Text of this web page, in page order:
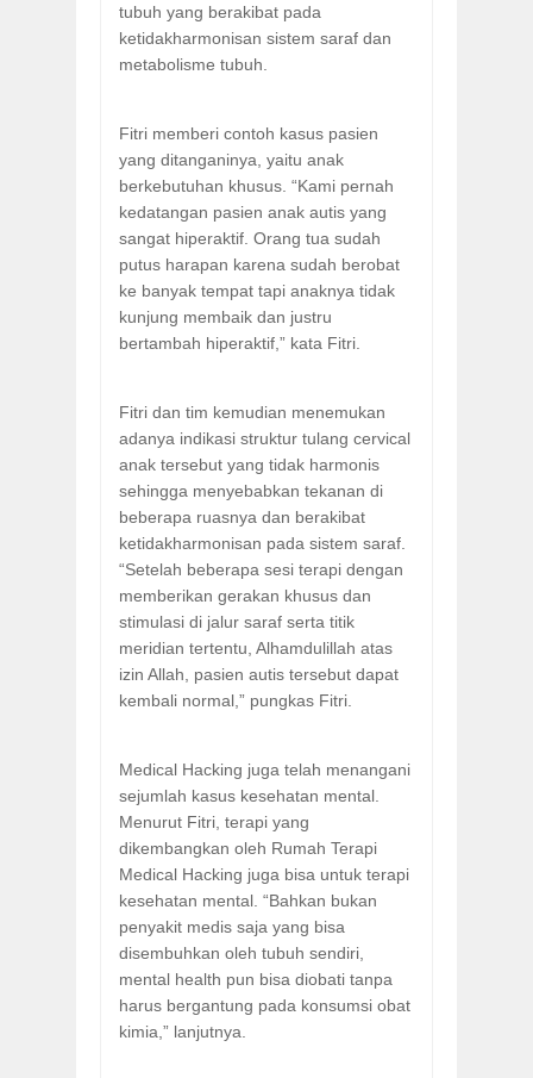
tubuh yang berakibat pada
ketidakharmonisan sistem saraf dan
metabolisme tubuh.
Fitri memberi contoh kasus pasien
yang ditanganinya, yaitu anak
berkebutuhan khusus. “Kami pernah
kedatangan pasien anak autis yang
sangat hiperaktif. Orang tua sudah
putus harapan karena sudah berobat
ke banyak tempat tapi anaknya tidak
kunjung membaik dan justru
bertambah hiperaktif,” kata Fitri.
Fitri dan tim kemudian menemukan
adanya indikasi struktur tulang cervical
anak tersebut yang tidak harmonis
sehingga menyebabkan tekanan di
beberapa ruasnya dan berakibat
ketidakharmonisan pada sistem saraf.
“Setelah beberapa sesi terapi dengan
memberikan gerakan khusus dan
stimulasi di jalur saraf serta titik
meridian tertentu, Alhamdulillah atas
izin Allah, pasien autis tersebut dapat
kembali normal,” pungkas Fitri.
Medical Hacking juga telah menangani
sejumlah kasus kesehatan mental.
Menurut Fitri, terapi yang
dikembangkan oleh Rumah Terapi
Medical Hacking juga bisa untuk terapi
kesehatan mental. “Bahkan bukan
penyakit medis saja yang bisa
disembuhkan oleh tubuh sendiri,
mental health pun bisa diobati tanpa
harus bergantung pada konsumsi obat
kimia,” lanjutnya.